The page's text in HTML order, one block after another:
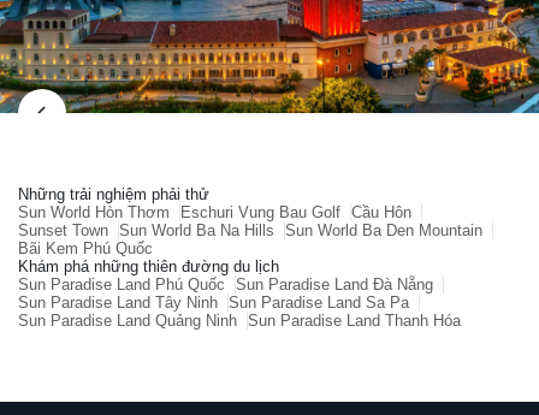
Những trải nghiệm phải thử
Sun World Hòn Thơm
Eschuri Vung Bau Golf Cầu Hôn
Sunset Town Sun World Ba Na Hills
Sun World Ba Den Mountain
Bãi Kem Phú Quốc
Khám phá những thiên đường du lịch
Sun Paradise Land Phú Quốc
Sun Paradise Land Đà Nẵng
Sun Paradise Land Tây Ninh Sun Paradise Land Sa Pa
Sun Paradise Land Quảng Ninh Sun Paradise Land Thanh Hóa